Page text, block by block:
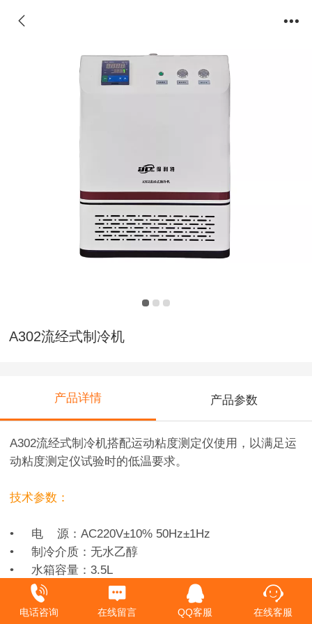
A302流经式制冷机
产品详情 产品参数
A302流经式制冷机搭配运动粘度测定仪使用，以满足运
动粘度测定仪试验时的低温要求。
技术参数：
• 电 源：AC220V±10% 50Hz±1Hz
• 制冷介质：无水乙醇
• 水箱容量：3.5L
• 水泵功率：30W
• 水泵扬程：13m
电话咨询 在线留言 QQ客服 在线客服